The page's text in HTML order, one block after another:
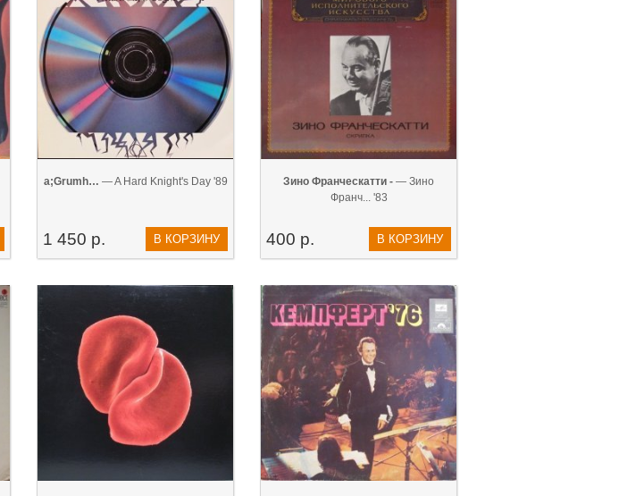
a;Grumh… — A Hard Knight's Day '89
1 450 р. В КОРЗИНУ
Зино Франческатти - — Зино
Франч... '83
400 р. В КОРЗИНУ